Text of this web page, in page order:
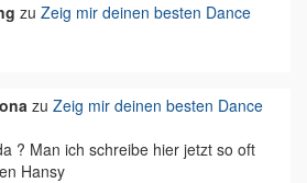
zu Zeig mir deinen besten Dance
zu Zeig mir deinen besten Dance
? Man ich schreibe hier jetzt so oft
Hansy